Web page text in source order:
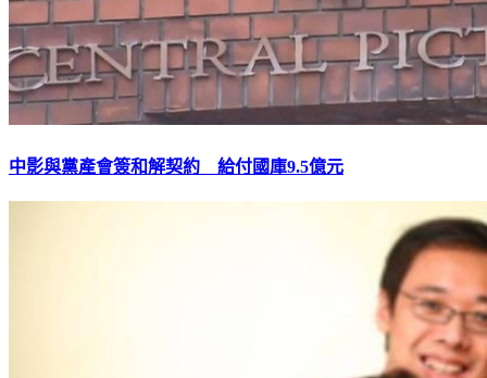
中影與黨產會簽和解契約 給付國庫9.5億元